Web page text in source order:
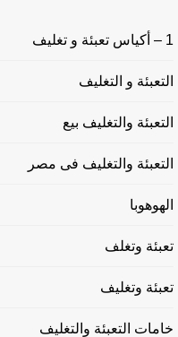
1 – أكياس تعبئة و تغليف
التعبئة و التغليف
التعبئة والتغليف بيع
التعبئة والتغليف فى مصر
الهوهوبا
تعبئة وتغلف
تعبئة وتغليف
خامات التعبئة والتغليف